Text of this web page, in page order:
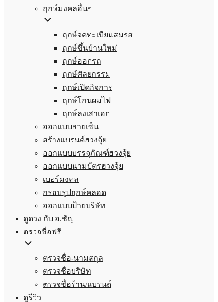
ฤกษ์มงคลอื่นๆ
ฤกษ์จดทะเบียนสมรส
ฤกษ์ขึ้นบ้านใหม่
ฤกษ์ออกรถ
ฤกษ์ศัลยกรรม
ฤกษ์เปิดกิจการ
ฤกษ์โกนผมไฟ
ฤกษ์ลงเสาเอก
ออกแบบลายเซ็น
สร้างแบรนด์ฮวงจุ้ย
ออกแบบบรรจุภัณฑ์ฮวงจุ้ย
ออกแบบนามบัตรฮวงจุ้ย
เบอร์มงคล
กรอบรูปฤกษ์คลอด
ออกแบบป้ายบริษัท
ดูดวง กับ อ.ชัญ
ตรวจชื่อฟรี
ตรวจชื่อ-นามสกุล
ตรวจชื่อบริษัท
ตรวจชื่อร้าน/แบรนด์
ดูรีวิว